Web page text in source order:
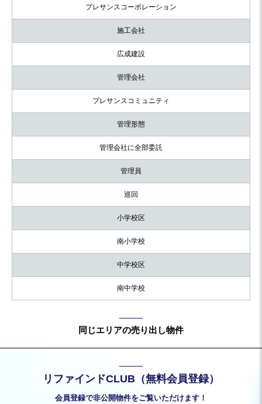
プレサンスコーポレーション
施工会社
広成建設
管理会社
プレサンスコミュニティ
管理形態
管理会社に全部委託
管理員
巡回
小学校区
南小学校
中学校区
南中学校
同じエリアの売り出し物件
リファインドCLUB（無料会員登録）
会員登録で非公開物件をご覧いただけます！